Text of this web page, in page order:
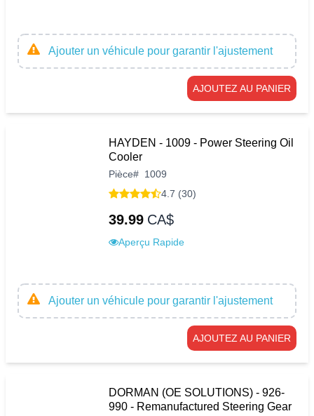
Ajouter un véhicule pour garantir l'ajustement
AJOUTEZ AU PANIER
HAYDEN - 1009 - Power Steering Oil
Cooler
Pièce# 1009
4.7 (30)
39.99 CA$
Aperçu Rapide
Ajouter un véhicule pour garantir l'ajustement
AJOUTEZ AU PANIER
DORMAN (OE SOLUTIONS) - 926-
990 - Remanufactured Steering Gear